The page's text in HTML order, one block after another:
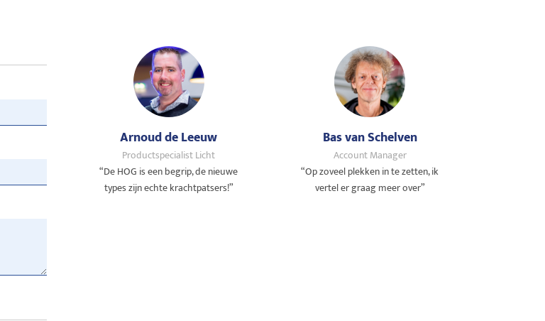
Arnoud de Leeuw
Productspecialist Licht
“De HOG is een begrip, de nieuwe
types zijn echte krachtpatsers!”
Bas van Schelven
Account Manager
“Op zoveel plekken in te zetten, ik
vertel er graag meer over”